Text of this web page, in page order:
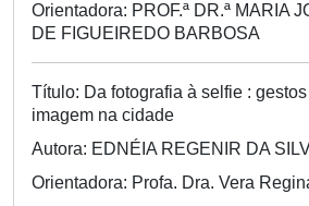
Orientadora: PROF.ª DR.ª MARIA
DE FIGUEIREDO BARBOSA
Título: Da fotografia à selfie :
imagem na cidade
Autora: EDNÉIA REGENIR DA
Orientadora: Profa. Dra. Vera